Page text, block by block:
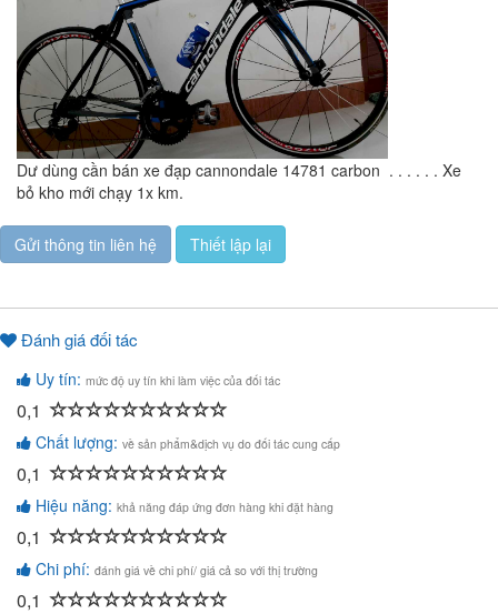
Dư dùng cần bán xe đạp cannondale 14781 carbon . . . . . . Xe
bỏ kho mới chạy 1x km.
Đánh giá đối tác
Uy tín: mức độ uy tín khi làm việc của đối tác
0,1
Chất lượng: về sản phẩm&dịch vụ do đối tác cung cấp
0,1
Hiệu năng: khả năng đáp ứng đơn hàng khi đặt hàng
0,1
Chi phí: đánh giá về chi phí/ giá cả so với thị trường
0,1